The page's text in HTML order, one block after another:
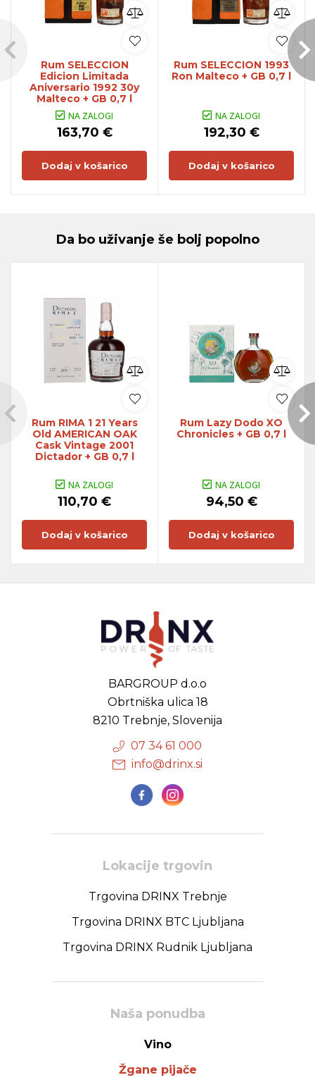
Rum SELECCION
Edicion Limitada
Aniversario 1992 30y
Malteco + GB 0,7 l
NA ZALOGI
163,70 €
Dodaj v košarico
Rum SELECCION 1993
Ron Malteco + GB 0,7 l
NA ZALOGI
192,30 €
Dodaj v košarico
Da bo uživanje še bolj popolno
Rum RIMA 1 21 Years
Old AMERICAN OAK
Cask Vintage 2001
Dictador + GB 0,7 l
NA ZALOGI
110,70 €
Dodaj v košarico
Rum Lazy Dodo XO
Chronicles + GB 0,7 l
NA ZALOGI
94,50 €
Dodaj v košarico
BARGROUP d.o.o
Obrtniška ulica 18
8210 Trebnje, Slovenija
07 34 61 000
info@drinx.si
Lokacije trgovin
Trgovina DRINX Trebnje
Trgovina DRINX BTC Ljubljana
Trgovina DRINX Rudnik Ljubljana
Naša ponudba
Vino
Žgane pijače